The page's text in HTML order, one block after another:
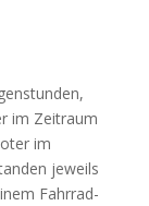
im Zeit­raum
im
jeweils
Fahr­rad­